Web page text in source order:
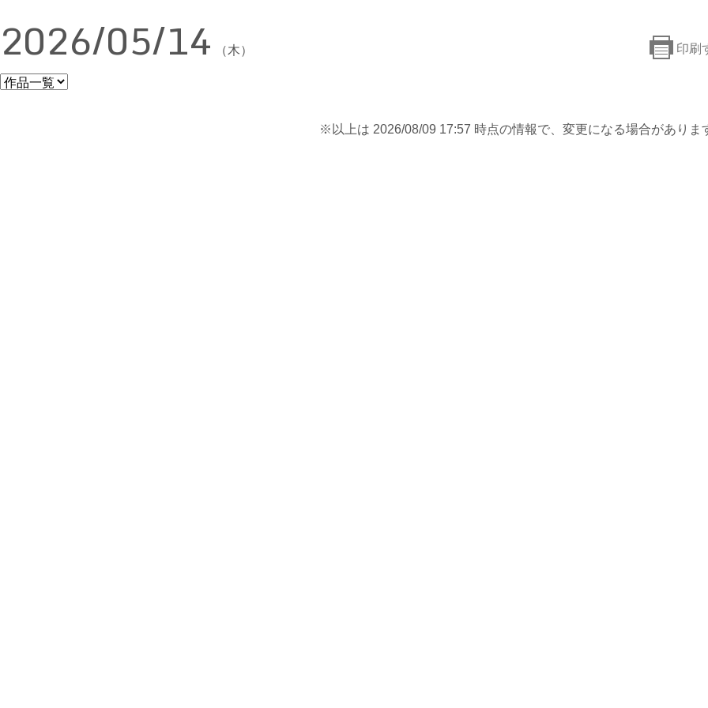
印刷
2026/05/14 （木）
※以上は 2026/08/09 17:57 時点の情報で、変更になる場合がありま